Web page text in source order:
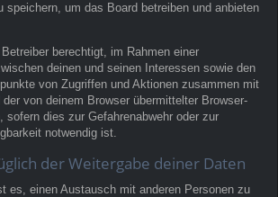
speichern, um das Board betreiben und anbieten
berechtigt, im Rahmen einer
deinen und seinen Interessen sowie den
von Zugriffen und Aktionen zusammen mit
von deinem Browser übermittelter Browser-
sofern dies zur Gefahrenabwehr oder zur
notwendig ist.
der Weitergabe deiner Daten
es, einen Austausch mit anderen Personen zu